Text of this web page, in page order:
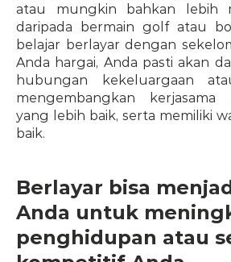
atau mungkin bahkan lebih
daripada bermain golf atau
belajar berlayar dengan
Anda hargai, Anda pasti akan
hubungan kekeluargaan
mengembangkan kerjasama
yang lebih baik, serta memiliki
baik.
Berlayar bisa
Anda untuk
penghidupan atau